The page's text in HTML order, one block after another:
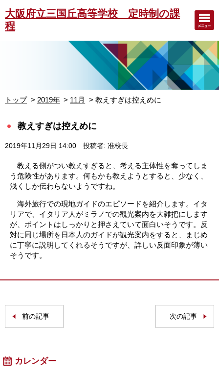
大阪府立三国丘高等学校 定時制の課
程
トップ 2019年 11月 教えすぎは控えめに
教えすぎは控えめに
2019年11月29日 14:00 投稿者: 准校長
教える側がつい教えすぎると、考える主体性を奪ってしま
う危険性があります。何もかも教えようとすると、少なく、
浅くしか伝わらないようですね。
海外旅行での現地ガイドのエピソードを紹介します。イタ
リアで、イタリア人がミラノでの観光案内を大雑把にします
が、ポイントはしっかりと押さえていて面白いそうです。反
対に同じ場所を日本人のガイドが観光案内をすると、まじめ
に丁寧に説明してくれるそうですが、詳しい反面印象が薄い
そうです。
前の記事 次の記事
カレンダー